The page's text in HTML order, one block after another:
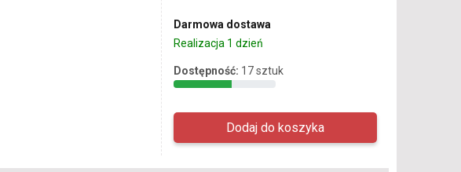
Darmowa dostawa
Realizacja 1 dzień
Dostępność: 17 sztuk